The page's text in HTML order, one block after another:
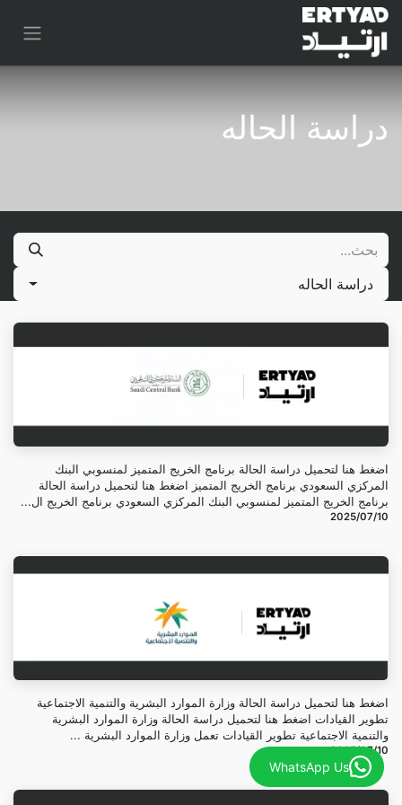
دراسة الحاله
دراسة الحاله
اضغط هنا لتحميل دراسة الحالة برنامج الخريج المتميز لمنسوبي البنك
المركزي السعودي برنامج الخريج المتميز اضغط هنا لتحميل دراسة الحالة
برنامج الخريج المتميز لمنسوبي البنك المركزي السعودي برنامج الخريج ال...
10‏/07‏/2025
اضغط هنا لتحميل دراسة الحالة وزارة الموارد البشرية والتنمية الاجتماعية
تطوير القيادات اضغط هنا لتحميل دراسة الحالة وزارة الموارد البشرية
والتنمية الاجتماعية تطوير القيادات ​تعمل وزارة الموارد البشرية ...
10‏/07‏/2025
WhatsApp Us